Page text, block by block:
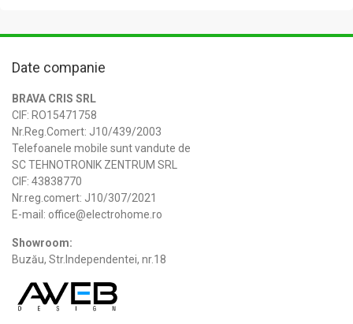
Date companie
BRAVA CRIS SRL
CIF: RO15471758
Nr.Reg.Comert: J10/439/2003
Telefoanele mobile sunt vandute de
SC TEHNOTRONIK ZENTRUM SRL
CIF: 43838770
Nr.reg.comert: J10/307/2021
E-mail: office@electrohome.ro
Showroom:
Buzău, Str.Independentei, nr.18